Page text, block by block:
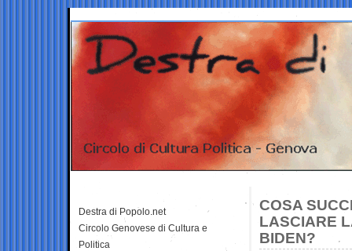
COSA
LASCIARE
BIDEN?
Destra di Popolo.net
Circolo Genovese di Cultura e
Politica